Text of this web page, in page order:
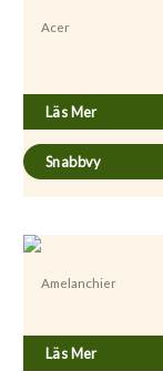
Acer
Läs Mer
Snabbvy
Amelanchier
Läs Mer